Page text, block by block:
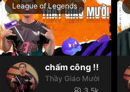
League of Legends
chấm công !!
Thầy Giáo Mười